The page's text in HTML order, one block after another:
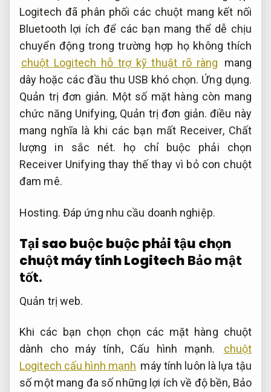
Logitech đã phân phối các chuột mang kết nối
Bluetooth lợi ích để các bạn mang thể dễ chịu
chuyển động trong trường hợp họ không thích
chuột Logitech hỗ trợ kỹ thuật rõ ràng
mang
dây hoặc các đầu thu USB khó chọn. Ứng dụng.
Quản trị đơn giản. Một số mặt hàng còn mang
chức năng Unifying, Quản trị đơn giản. điều này
mang nghĩa là khi các bạn mất Receiver, Chất
lượng in sắc nét. họ chỉ buộc phải chọn
Receiver Unifying thay thế thay vì bỏ con chuột
đam mê.
Hosting. Đáp ứng nhu cầu doanh nghiệp.
Tại sao buộc buộc phải tậu chọn
chuột máy tính LogitechBảo mật
tốt.
Quản trị web.
Khi các bạn chọn chọn các mặt hàng chuột
dành cho máy tính, Cấu hình mạnh.
chuột
Logitech cấu hình mạnh máy tính luôn là lựa tậu
số một mang đa số những lợi ích về độ bền, Bảo